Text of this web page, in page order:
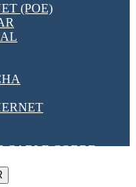
[VDF]
(POE)
CABLE COBRE